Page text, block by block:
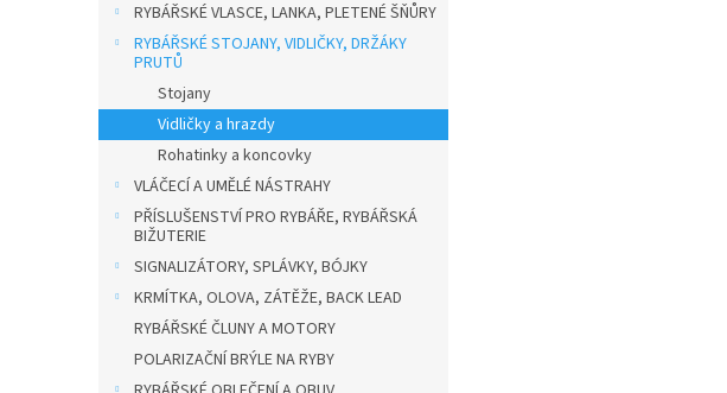
RYBÁŘSKÉ VLASCE, LANKA, PLETENÉ ŠŇŮRY
RYBÁŘSKÉ STOJANY, VIDLIČKY, DRŽÁKY
PRUTŮ
Stojany
Vidličky a hrazdy
Rohatinky a koncovky
VLÁČECÍ A UMĚLÉ NÁSTRAHY
PŘÍSLUŠENSTVÍ PRO RYBÁŘE, RYBÁŘSKÁ
BIŽUTERIE
SIGNALIZÁTORY, SPLÁVKY, BÓJKY
KRMÍTKA, OLOVA, ZÁTĚŽE, BACK LEAD
RYBÁŘSKÉ ČLUNY A MOTORY
POLARIZAČNÍ BRÝLE NA RYBY